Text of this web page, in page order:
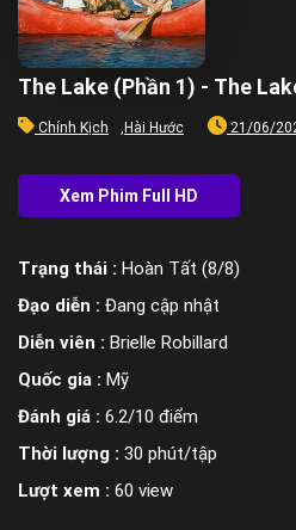
The Lake (Phần 1) - The
Chính Kịch , Hài Hước 21/06/
Trạng thái : Hoàn Tất (8/8)
Đạo diễn : Đang cập nhật
Diễn viên : Brielle Robillard
Quốc gia : Mỹ
Đánh giá : 6.2/10 điểm
Thời lượng : 30 phút/tập
Lượt xem : 60 view